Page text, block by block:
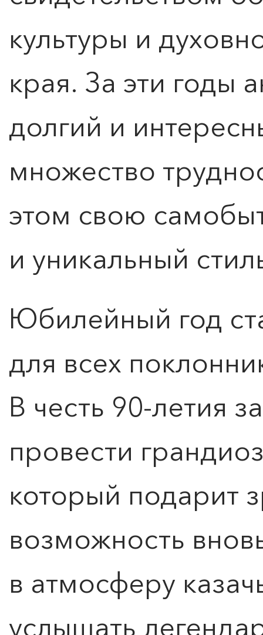
культуры и
края. За эти годы
долгий и
множество
этом свою
и уникальный
Юбилейный год
для всех
В честь 90-летия
провести
который подарит
возможность
в атмосферу
услышать
КУПИТЬ БИЛЕТ